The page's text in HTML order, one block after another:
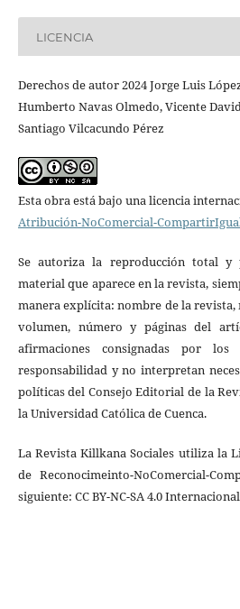
LICENCIA
Derechos de autor 2024 Jorge Luis
Humberto Navas Olmedo, Vicente
Santiago Vilcacundo Pérez
Esta obra está bajo una licencia
Atribución-NoComercial-
Se autoriza la reproducción total
material que aparece en la revista,
manera explícita: nombre de la
volumen, número y páginas del
afirmaciones consignadas por
responsabilidad y no interpretan
políticas del Consejo Editorial de la
la Universidad Católica de Cuenca.
La Revista Killkana Sociales utiliza la
de Reconocimeinto-NoComercial-
siguiente: CC BY-NC-SA 4.0